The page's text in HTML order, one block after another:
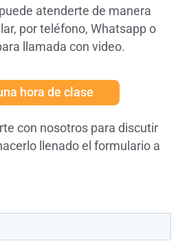
atenderte de manera
por teléfono, Whatsapp o
llamada con video.
hora de clase
con nosotros para discutir
llenado el formulario a